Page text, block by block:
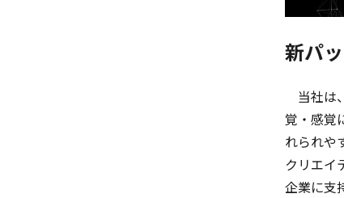
新パ
当社は
覚・感覚
れられや
クリエイ
企業に支